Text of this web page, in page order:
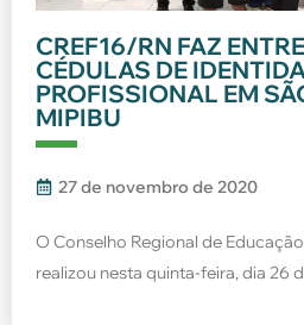
CREF16/RN FAZ
CÉDULAS DE
PROFISSIONAL EM
MIPIBU
27 de novembro de 2020
O Conselho Regional de
realizou nesta quinta-feira, dia 26